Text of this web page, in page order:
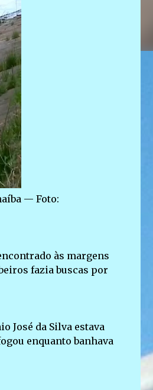
— Foto:
às margens
fazia buscas por
José da Silva estava
enquanto banhava